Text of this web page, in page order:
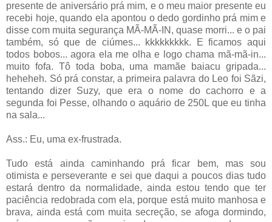
presente de aniversário prá mim, e o meu maior presente eu
recebi hoje, quando ela apontou o dedo gordinho prá mim e
disse com muita segurança MÃ-MÃ-IN, quase morri... e o pai
também, só que de ciúmes... kkkkkkkkk. E ficamos aqui
todos bobos... agora ela me olha e logo chama mã-mã-in...
muito fofa. Tô toda boba, uma mamãe baiacu gripada...
heheheh. Só prá constar, a primeira palavra do Leo foi Sãzi,
tentando dizer Suzy, que era o nome do cachorro e a
segunda foi Pesse, olhando o aquário de 250L que eu tinha
na sala...
Ass.: Eu, uma ex-frustrada.
Tudo está ainda caminhando prá ficar bem, mas sou
otimista e perseverante e sei que daqui a poucos dias tudo
estará dentro da normalidade, ainda estou tendo que ter
paciência redobrada com ela, porque está muito manhosa e
brava, ainda está com muita secreção, se afoga dormindo,